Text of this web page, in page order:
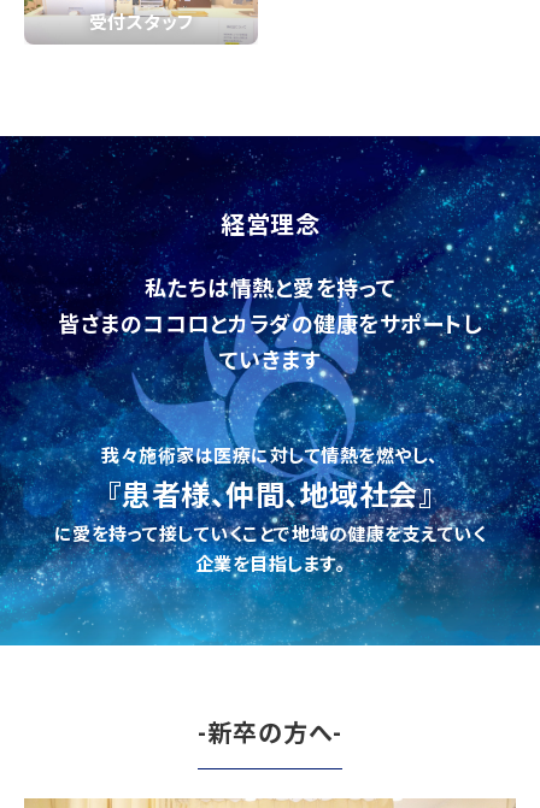
受付スタッフ
経営理念
私たちは情熱と愛を持って
皆さまのココロとカラダの健康をサポートし
ていきます
我々施術家は医療に対して情熱を燃やし、
『患者様、仲間、地域社会』
に愛を持って接していくことで地域の健康を支えていく
企業を目指します。
-新卒の方へ-